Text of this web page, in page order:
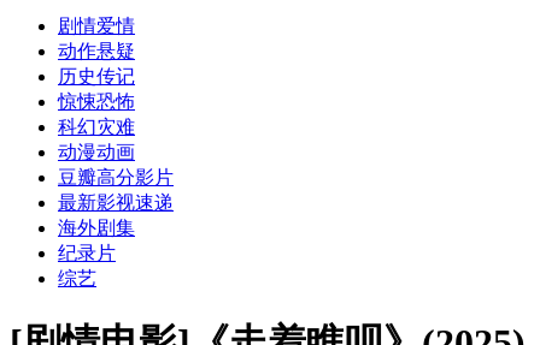
剧情爱情
动作悬疑
历史传记
惊悚恐怖
科幻灾难
动漫动画
豆瓣高分影片
最新影视速递
海外剧集
纪录片
综艺